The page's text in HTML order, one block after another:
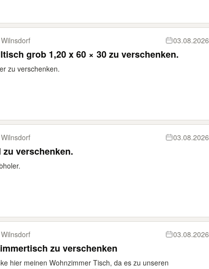
03.08.2026
grob 1,20 x 60 × 30 zu verschenken.
zu verschenken.
03.08.2026
zu verschenken.
03.08.2026
zu verschenken
hier meinen Wohnzimmer Tisch, da es zu unseren